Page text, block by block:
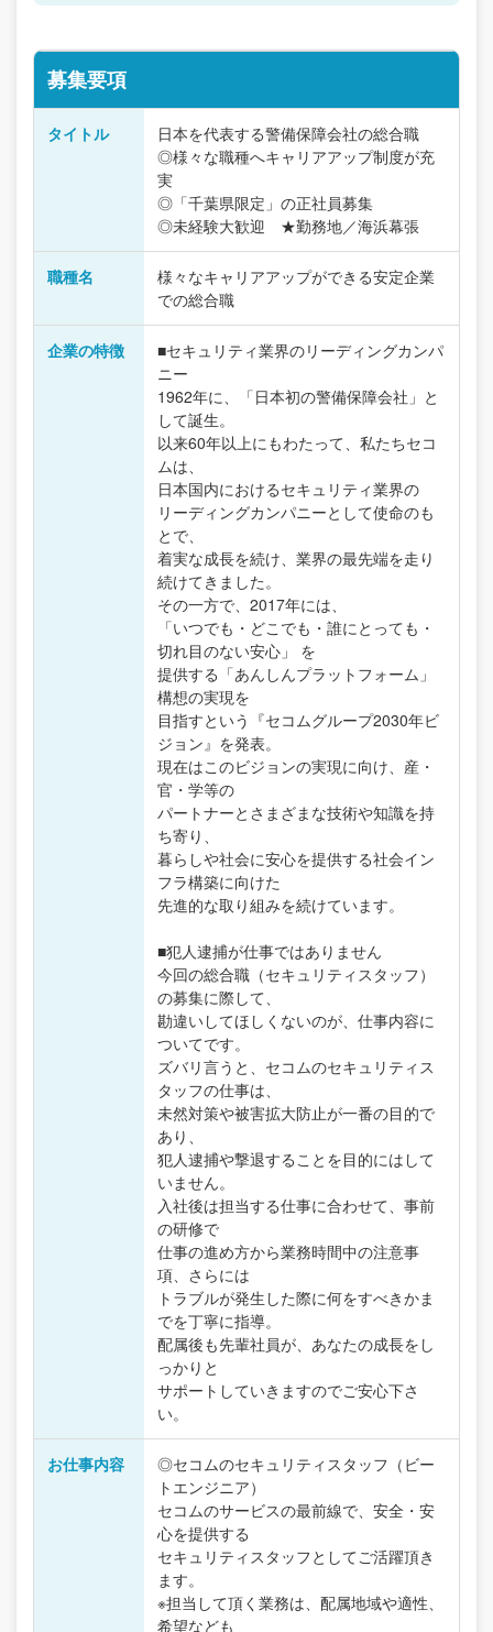
募集要項
タイトル
日本を代表する警備保障会社の総合職
◎様々な職種へキャリアアップ制度が充
実
◎「千葉県限定」の正社員募集
◎未経験大歓迎 ★勤務地／海浜幕張
職種名
様々なキャリアアップができる安定企業
での総合職
企業の特徴
■セキュリティ業界のリーディングカンパ
ニー
1962年に、「日本初の警備保障会社」と
して誕生。
以来60年以上にもわたって、私たちセコ
ムは、
日本国内におけるセキュリティ業界の
リーディングカンパニーとして使命のも
とで、
着実な成長を続け、業界の最先端を走り
続けてきました。
その一方で、2017年には、
「いつでも・どこでも・誰にとっても・
切れ目のない安心」 を
提供する「あんしんプラットフォーム」
構想の実現を
目指すという『セコムグループ2030年ビ
ジョン』を発表。
現在はこのビジョンの実現に向け、産・
官・学等の
パートナーとさまざまな技術や知識を持
ち寄り、
暮らしや社会に安心を提供する社会イン
フラ構築に向けた
先進的な取り組みを続けています。
■犯人逮捕が仕事ではありません
今回の総合職（セキュリティスタッフ）
の募集に際して、
勘違いしてほしくないのが、仕事内容に
ついてです。
ズバリ言うと、セコムのセキュリティス
タッフの仕事は、
未然対策や被害拡大防止が一番の目的で
あり、
犯人逮捕や撃退することを目的にはして
いません。
入社後は担当する仕事に合わせて、事前
の研修で
仕事の進め方から業務時間中の注意事
項、さらには
トラブルが発生した際に何をすべきかま
でを丁寧に指導。
配属後も先輩社員が、あなたの成長をし
っかりと
サポートしていきますのでご安心下さ
い。
お仕事内容
◎セコムのセキュリティスタッフ（ビー
トエンジニア）
セコムのサービスの最前線で、安全・安
心を提供する
セキュリティスタッフとしてご活躍頂き
ます。
※担当して頂く業務は、配属地域や適性、
希望なども